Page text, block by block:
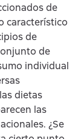
de
característico
de
de
individual
dietas
las
¿Se